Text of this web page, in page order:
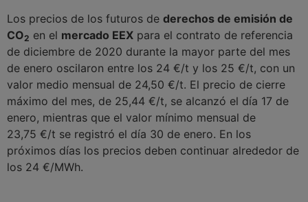
Los precios de los futuros de derechos de emisión de
CO2 en el mercado EEX para el contrato de referencia
de diciembre de 2020 durante la mayor parte del mes
de enero oscilaron entre los 24 €/t y los 25 €/t, con un
valor medio mensual de 24,50 €/t. El precio de cierre
máximo del mes, de 25,44 €/t, se alcanzó el día 17 de
enero, mientras que el valor mínimo mensual de
23,75 €/t se registró el día 30 de enero. En los
próximos días los precios deben continuar alrededor de
los 24 €/MWh.